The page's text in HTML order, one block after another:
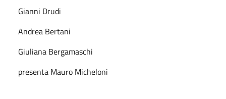
Gianni Drudi
Andrea Bertani
Giuliana Bergamaschi
presenta Mauro Micheloni